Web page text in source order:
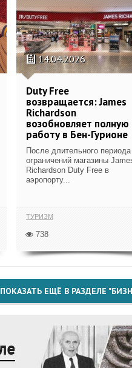
14.04.2026
Duty Free
возвращается: James
Richardson
возобновляет полную
работу в Бен-Гурионе
После длительного периода
ограничений магазины
Richardson Duty Free в
аэропорту...
ТУРИЗМ
738
ПОКАЗАТЬ ЕЩЁ В РАЗДЕЛЕ